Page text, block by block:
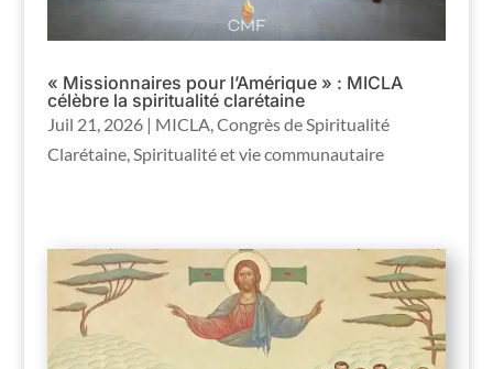
« Missionnaires pour l’Amérique » : MICLA
célèbre la spiritualité clarétaine
Juil 21, 2026| MICLA,Congrès de Spiritualité
Clarétaine,Spiritualité et vie communautaire